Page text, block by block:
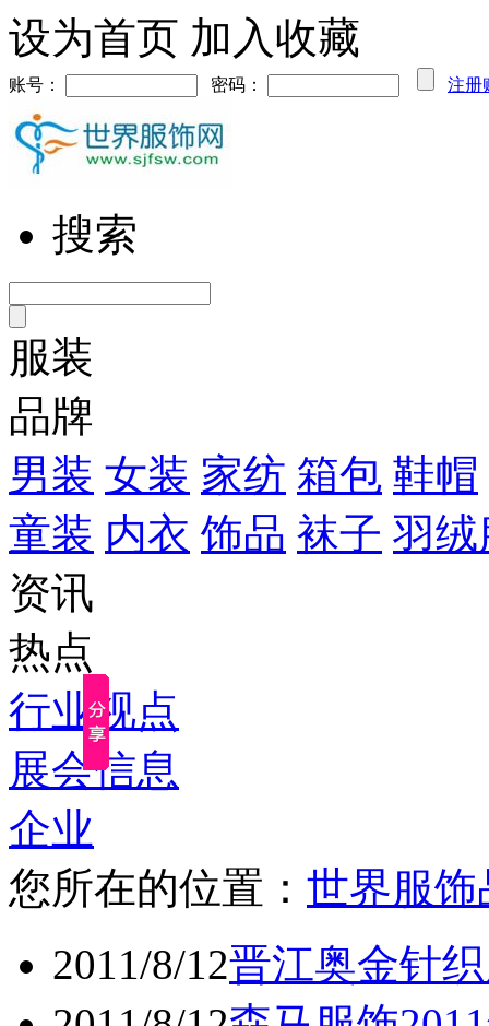
设为首页 加入收藏
账号： 密码： 注册
搜索
服装
品牌
男装 女装 家纺 箱包 鞋帽
童装 内衣 饰品 袜子 羽绒
资讯
热点
行业视点
展会信息
企业
您所在的位置： 世界服饰
2011/8/12晋江奥金针